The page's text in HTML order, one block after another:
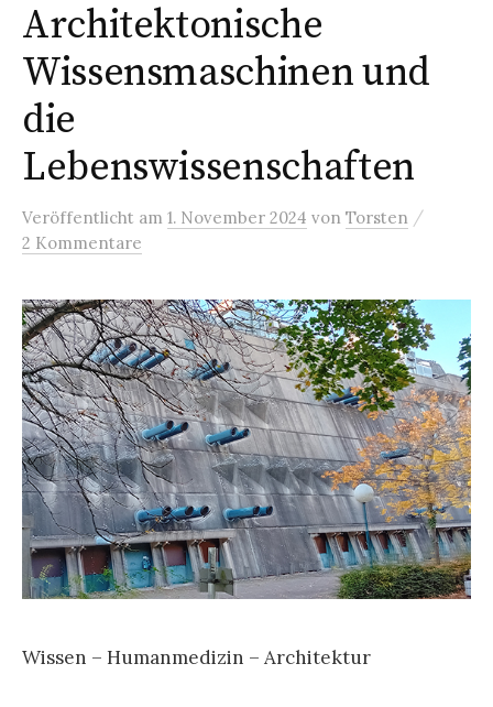
Architektonische
Wissensmaschinen und
die
Lebenswissenschaften
Veröffentlicht am 1. November 2024 von Torsten /
2 Kommentare
Wissen – Humanmedizin – Architektur